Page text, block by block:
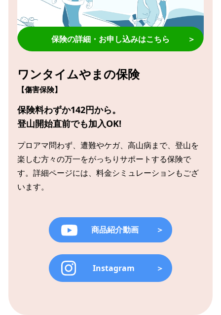
保険の詳細・お申し込みはこちら ＞
ワンタイムやまの保険
【傷害保険】
保険料わずか142円から。
登山開始直前でも加入OK!
プロアマ問わず、遭難やケガ、高山病まで、 登山を
楽しむ方々の万一をがっちりサポートする保険で
す。詳細ページには、料金シミュレーションもござ
います。
商品紹介動画 ＞
Instagram ＞